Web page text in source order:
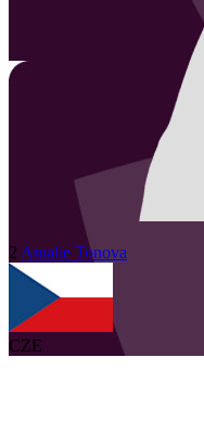
2 Amalie Tonova
CZE